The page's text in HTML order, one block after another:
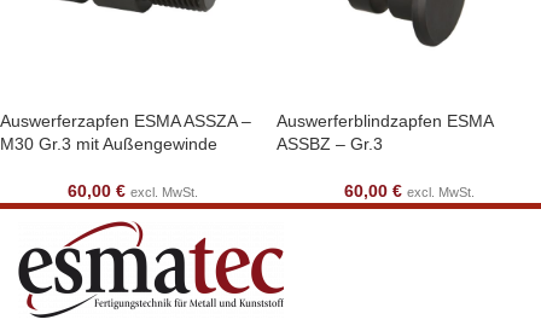
Auswerferzapfen ESMA ASSZA –
M30 Gr.3 mit Außengewinde
60,00 € excl. MwSt.
Auswerferblindzapfen ESMA
ASSBZ – Gr.3
60,00 € excl. MwSt.